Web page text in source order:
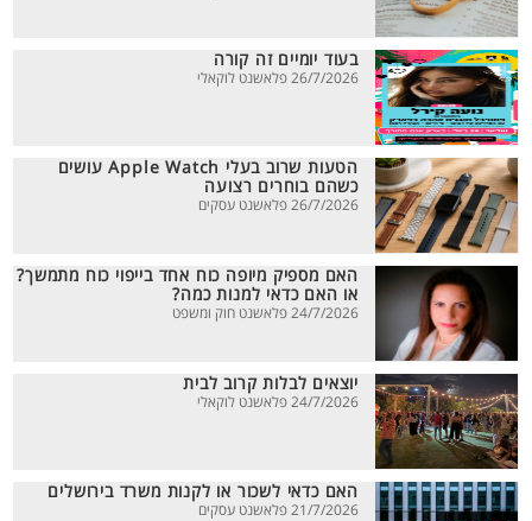
בעוד יומיים זה קורה
26/7/2026 פלאשנט לוקאלי
הטעות שרוב בעלי Apple Watch עושים
כשהם בוחרים רצועה
26/7/2026 פלאשנט עסקים
האם מספיק מיופה כוח אחד בייפוי כוח מתמשך?
או האם כדאי למנות כמה?
24/7/2026 פלאשנט חוק ומשפט
יוצאים לבלות קרוב לבית
24/7/2026 פלאשנט לוקאלי
האם כדאי לשכור או לקנות משרד בירושלים
21/7/2026 פלאשנט עסקים